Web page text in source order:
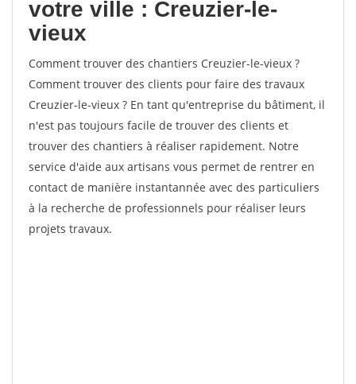
votre ville : Creuzier-le-
vieux
Comment trouver des chantiers Creuzier-le-vieux ?
Comment trouver des clients pour faire des travaux
Creuzier-le-vieux ? En tant qu'entreprise du bâtiment, il
n'est pas toujours facile de trouver des clients et
trouver des chantiers à réaliser rapidement. Notre
service d'aide aux artisans vous permet de rentrer en
contact de manière instantannée avec des particuliers
à la recherche de professionnels pour réaliser leurs
projets travaux.